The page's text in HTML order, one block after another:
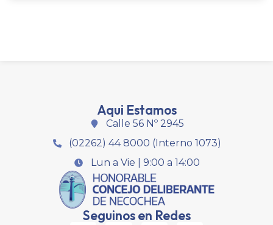
Aqui Estamos
Calle 56 Nº 2945
(02262) 44 8000 (Interno 1073)
Lun a Vie | 9:00 a 14:00
Seguinos en Redes